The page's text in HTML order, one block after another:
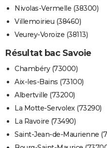
Nivolas-Vermelle (38300)
Villemoirieu (38460)
Veurey-Voroize (38113)
Résultat bac Savoie
Chambéry (73000)
Aix-les-Bains (73100)
Albertville (73200)
La Motte-Servolex (73290)
La Ravoire (73490)
Saint-Jean-de-Maurienne